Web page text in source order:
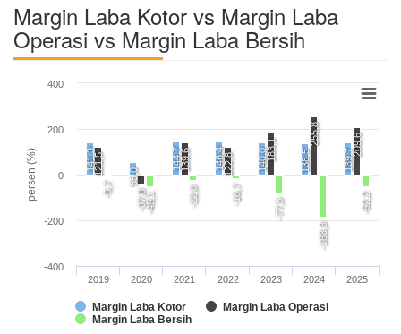
Margin Laba Kotor vs Margin Laba
Operasi vs Margin Laba Bersih
persen (%) 141,3
55,0
144,7 146,4 140,0 138,5 139,7
121,5
-37,8
139,6 122,8
183,1
255,8 209,6
-5,7
-49,1 -22,0 -16,7
-77,5
-183,3
-52,2
Margin Laba Kotor
Margin Laba Operasi
Margin Laba Bersih
2019 2020 2021 2022 2023 2024 2025
-400
-200
0
200
400